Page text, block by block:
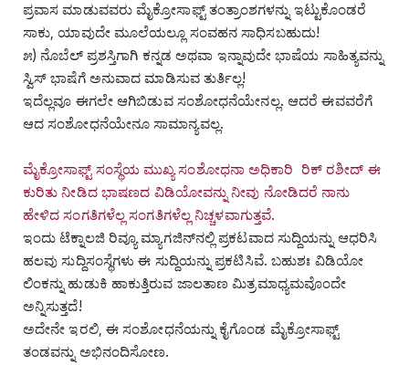
ಪ್ರವಾಸ ಮಾಡುವವರು ಮೈಕ್ರೋಸಾಫ್ಟ್‌ ತಂತ್ರಾಂಶಗಳನ್ನು ಇಟ್ಟುಕೊಂಡರೆ
ಸಾಕು, ಯಾವುದೇ ಮೂಲೆಯಲ್ಲೂ ಸಂವಹನ ಸಾಧಿಸಬಹುದು!
೫) ನೊಬೆಲ್‌ ಪ್ರಶಸ್ತಿಗಾಗಿ ಕನ್ನಡ ಅಥವಾ ಇನ್ನಾವುದೇ ಭಾಷೆಯ ಸಾಹಿತ್ಯವನ್ನು
ಸ್ವಿಸ್‌ ಭಾಷೆಗೆ ಅನುವಾದ ಮಾಡಿಸುವ ತುರ್ತಿಲ್ಲ!
ಇದೆಲ್ಲವೂ ಈಗಲೇ ಆಗಿಬಿಡುವ ಸಂಶೋಧನೆಯೇನಲ್ಲ. ಆದರೆ ಈವವರೆಗೆ
ಆದ ಸಂಶೋಧನೆಯೇನೂ ಸಾಮಾನ್ಯವಲ್ಲ.
ಮೈಕ್ರೋಸಾಫ್ಟ್‌ ಸಂಸ್ಥೆಯ ಮುಖ್ಯ ಸಂಶೋಧನಾ ಅಧಿಕಾರಿ ರಿಕ್‌ ರಶೀದ್‌ ಈ
ಕುರಿತು ನೀಡಿದ ಭಾಷಣದ ವಿಡಿಯೋವನ್ನು ನೀವು ನೋಡಿದರೆ ನಾನು
ಹೇಳಿದ ಸಂಗತಿಗಳೆಲ್ಲ ಸಂಗತಿಗಳೆಲ್ಲ ನಿಚ್ಚಳವಾಗುತ್ತವೆ.
ಇಂದು ಟೆಕ್ನಾಲಜಿ ರಿವ್ಯೂ ಮ್ಯಾಗಜಿನ್‌ನಲ್ಲಿ ಪ್ರಕಟವಾದ ಸುದ್ದಿಯನ್ನು ಆಧರಿಸಿ
ಹಲವು ಸುದ್ದಿಸಂಸ್ಥೆಗಳು ಈ ಸುದ್ದಿಯನ್ನು ಪ್ರಕಟಿಸಿವೆ. ಬಹುಶಃ ವಿಡಿಯೋ
ಲಿಂಕನ್ನು ಹುಡುಕಿ ಹಾಕುತ್ತಿರುವ ಜಾಲತಾಣ ಮಿತ್ರಮಾಧ್ಯಮವೊಂದೇ
ಅನ್ನಿಸುತ್ತದೆ!
ಅದೇನೇ ಇರಲಿ, ಈ ಸಂಶೋಧನೆಯನ್ನು ಕೈಗೊಂಡ ಮೈಕ್ರೋಸಾಫ್ಟ್
ತಂಡವನ್ನು ಅಭಿನಂದಿಸೋಣ.